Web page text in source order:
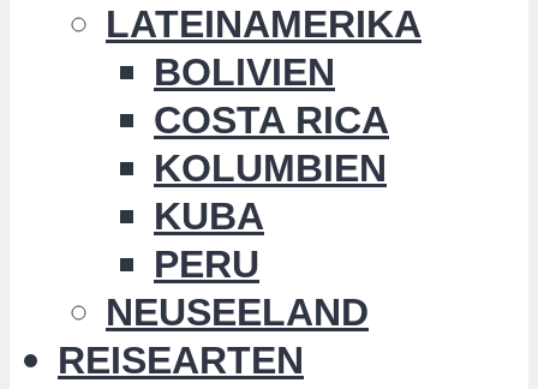
LATEINAMERIKA
BOLIVIEN
COSTA RICA
KOLUMBIEN
KUBA
PERU
NEUSEELAND
REISEARTEN